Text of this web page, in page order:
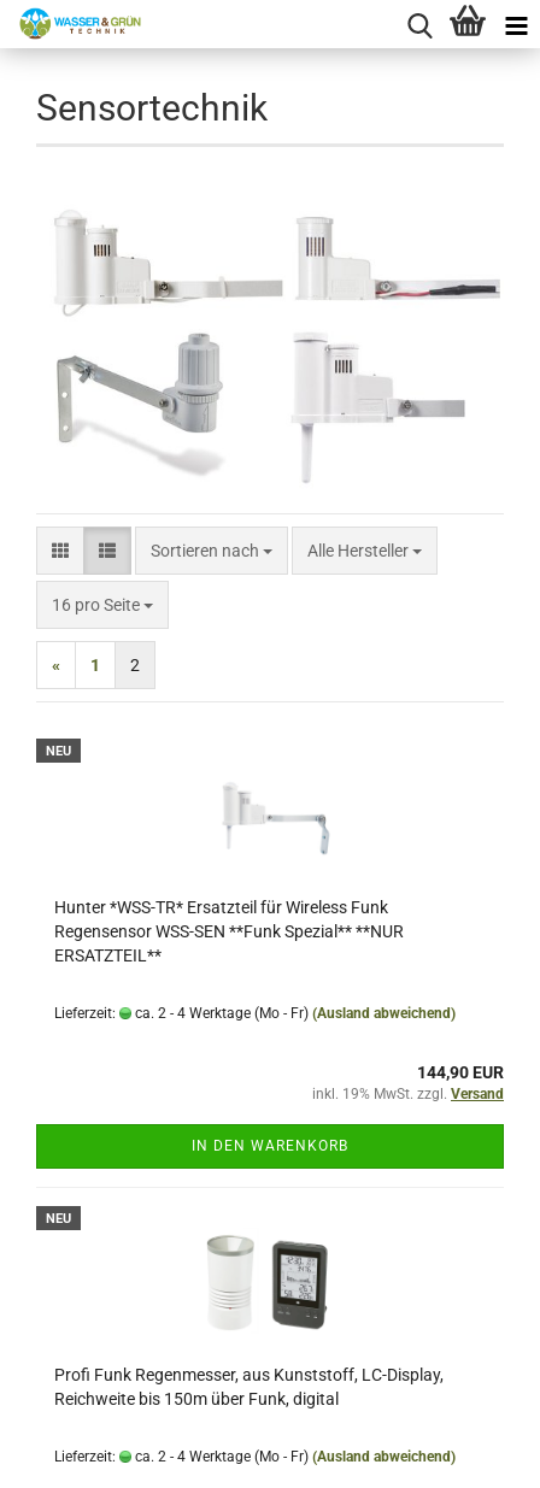
Sensortechnik
Sortieren nach
Sortieren nach Alle Hersteller
16 pro Seite
pro Seite
« 1 2
NEU
Hunter *WSS-TR* Ersatzteil für Wireless Funk
Regensensor WSS-SEN **Funk Spezial** **NUR
ERSATZTEIL**
Lieferzeit: ca. 2 - 4 Werktage (Mo - Fr) (Ausland abweichend)
144,90 EUR
inkl. 19% MwSt. zzgl. Versand
IN DEN WARENKORB
NEU
Profi Funk Regenmesser, aus Kunststoff, LC-Display,
Reichweite bis 150m über Funk, digital
Lieferzeit: ca. 2 - 4 Werktage (Mo - Fr) (Ausland abweichend)